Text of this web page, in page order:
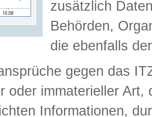
zusätzlich
Behörden,
die ebenfalls
gegen das
oder immaterieller
Informationen,